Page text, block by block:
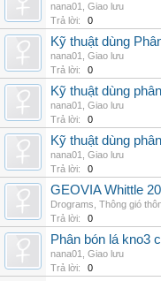
nana01
Giao lưu
Trả lời:
0
Kỹ thuật dùng
nana01
Giao lưu
Trả lời:
0
Kỹ thuật dùng
nana01
Giao lưu
Trả lời:
0
Kỹ thuật dùng
nana01
Giao lưu
Trả lời:
0
GEOVIA Whittle
Drograms Thông gió
Trả lời:
0
Phân bón lá kno3
nana01
Giao lưu
Trả lời:
0